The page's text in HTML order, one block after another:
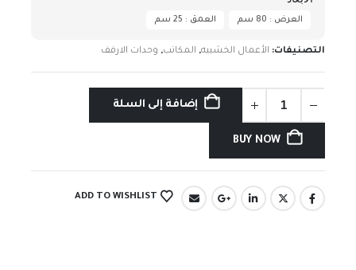
العرض : 80 سم العمق : 25 سم
التصنيفات: الأعمال الخشبيه, المكاتب, وحدات الارفف
إضافة إلى السلة
BUY NOW
ADD TO WISHLIST